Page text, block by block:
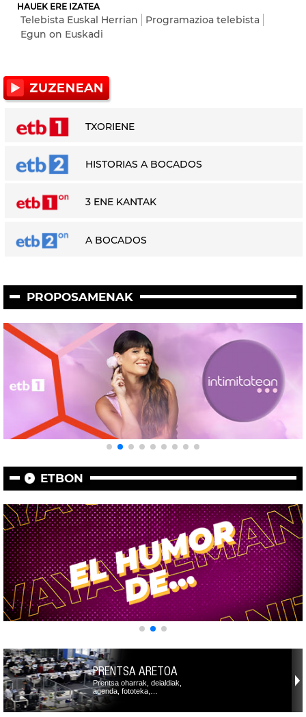
HAUEK ERE IZATEA
Telebista Euskal Herrian
Programazioa telebista
Egun on Euskadi
TXORIENE
HISTORIAS A BOCADOS
3 ENE KANTAK
A BOCADOS
PROPOSAMENAK
ETBON
PRENTSA ARETOA
Prentsa oharrak, deialdiak,
agenda, fototeka,…